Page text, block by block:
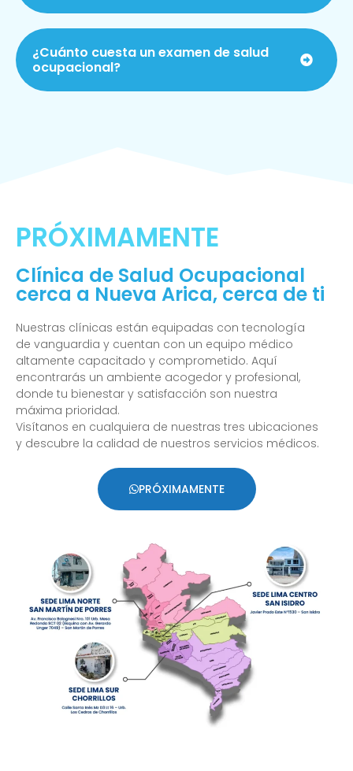
¿Cuánto cuesta un examen de salud
ocupacional?
PRÓXIMAMENTE
Clínica de Salud Ocupacional
cerca a Nueva Arica, cerca de ti
Nuestras clínicas están equipadas con tecnología
de vanguardia y cuentan con un equipo médico
altamente capacitado y comprometido. Aquí
encontrarás un ambiente acogedor y profesional,
donde tu bienestar y satisfacción son nuestra
máxima prioridad.
Visítanos en cualquiera de nuestras tres ubicaciones
y descubre la calidad de nuestros servicios médicos.
PRÓXIMAMENTE